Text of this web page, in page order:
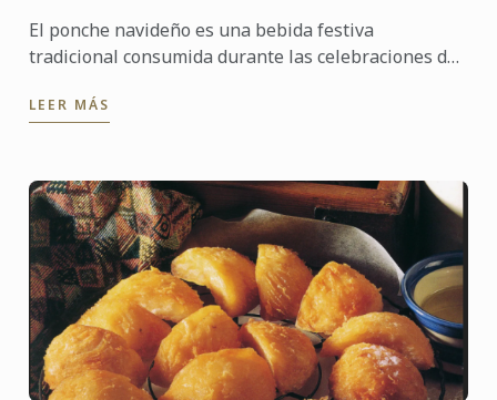
El ponche navideño es una bebida festiva
tradicional consumida durante las celebraciones de
especias como ...
LEER MÁS